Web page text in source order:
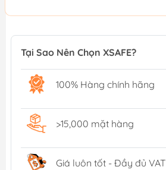
Tại Sao Nên Chọn XSAFE?
100% Hàng chính hãng
>15,000 mặt hàng
Giá luôn tốt - Đầy đủ VAT